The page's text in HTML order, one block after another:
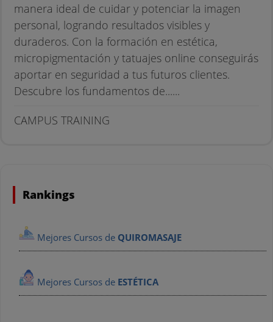
manera ideal de cuidar y potenciar la imagen
personal, logrando resultados visibles y
duraderos. Con la formación en estética,
micropigmentación y tatuajes online conseguirás
aportar en seguridad a tus futuros clientes.
Descubre los fundamentos de......
CAMPUS TRAINING
Rankings
Mejores Cursos de QUIROMASAJE
Mejores Cursos de ESTÉTICA